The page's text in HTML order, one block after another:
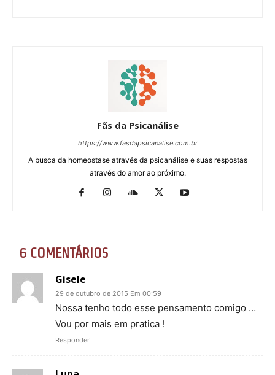
Fãs da Psicanálise
https://www.fasdapsicanalise.com.br
A busca da homeostase através da psicanálise e suas respostas
através do amor ao próximo.
6 COMENTÁRIOS
Gisele
29 de outubro de 2015 Em 00:59
Nossa tenho todo esse pensamento comigo …
Vou por mais em pratica !
Responder